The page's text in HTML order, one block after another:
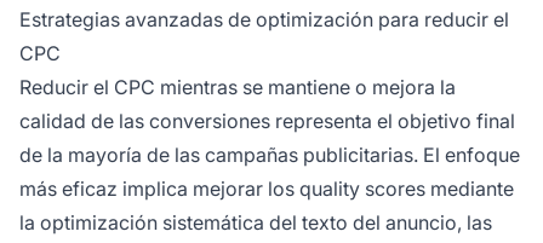
Estrategias avanzadas de optimización para reducir el
CPC
Reducir el CPC mientras se mantiene o mejora la
calidad de las conversiones representa el objetivo final
de la mayoría de las campañas publicitarias. El enfoque
más eficaz implica mejorar los quality scores mediante
la optimización sistemática del texto del anuncio, las